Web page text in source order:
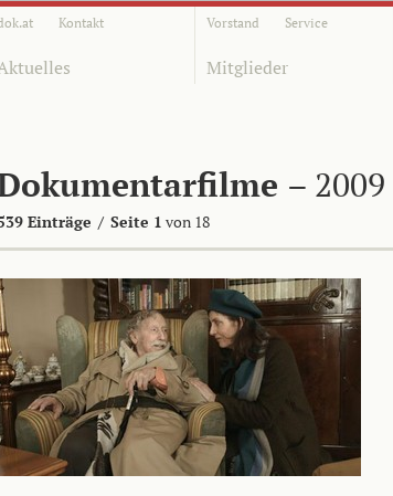
Kontakt Vorstand Service
Mitglieder
– 2009
Einträge / Seite 1 von 18